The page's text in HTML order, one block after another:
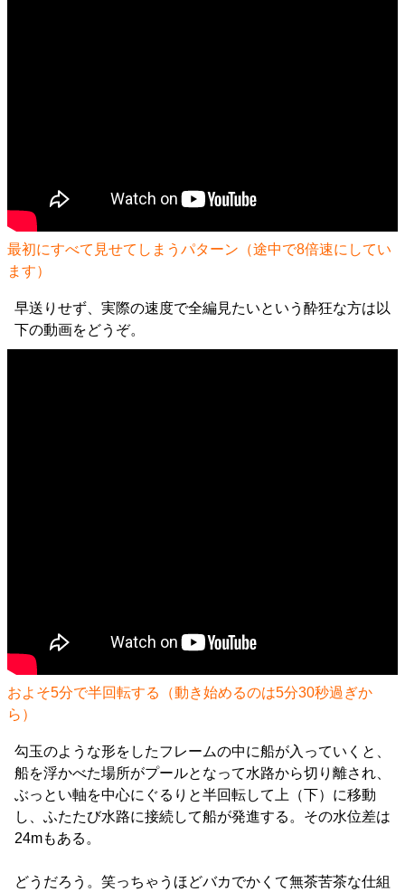
最初にすべて見せてしまうパターン（途中で8倍速にしてい
ます）
早送りせず、実際の速度で全編見たいという酔狂な方は以
下の動画をどうぞ。
およそ5分で半回転する（動き始めるのは5分30秒過ぎか
ら）
勾玉のような形をしたフレームの中に船が入っていくと、
船を浮かべた場所がプールとなって水路から切り離され、
ぶっとい軸を中心にぐるりと半回転して上（下）に移動
し、ふたたび水路に接続して船が発進する。その水位差は
24mもある。
どうだろう。笑っちゃうほどバカでかくて無茶苦茶な仕組